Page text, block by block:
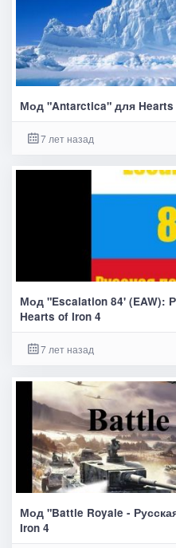
Мод "Antarctica" для Hearts
7 лет назад
Мод "Escalation 84' (EAW):
Hearts of Iron 4
7 лет назад
Мод "Battle Royale -
Iron 4